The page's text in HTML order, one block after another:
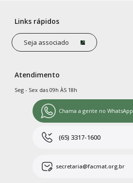
Links rápidos
Seja associado
Atendimento
Seg - Sex das 09h ÀS 18h
Chama a gente no WhatsApp
(65) 3317-1600
secretaria@facmat.org.br